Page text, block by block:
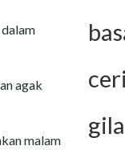
agak
malam
gila